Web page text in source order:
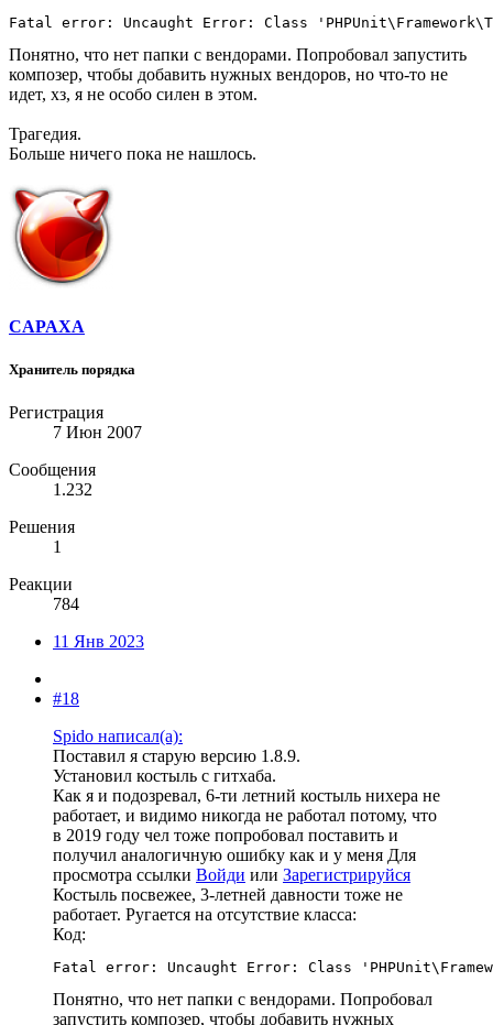
Fatal error: Uncaught Error: Class
Понятно, что нет папки с вендорами. Попробовал запустить
композер, чтобы добавить нужных вендоров, но что-то не
идет, хз, я не особо силен в этом.
Трагедия.
Больше ничего пока не нашлось.
CAPAXA
Хранитель порядка
Регистрация
7 Июн 2007
Сообщения
1.232
Решения
1
Реакции
784
11 Янв 2023
#18
Spido написал(а):
Поставил я старую версию 1.8.9.
Установил костыль с гитхаба.
Как я и подозревал, 6-ти летний костыль нихера не
работает, и видимо никогда не работал потому, что
в 2019 году чел тоже попробовал поставить и
получил аналогичную ошибку как и у меня Для
просмотра ссылки Войди или Зарегистрируйся
Костыль посвежее, 3-летней давности тоже не
работает. Ругается на отсутствие класса:
Код:
Fatal error: Uncaught Error: Class
Понятно, что нет папки с вендорами. Попробовал
запустить композер, чтобы добавить нужных